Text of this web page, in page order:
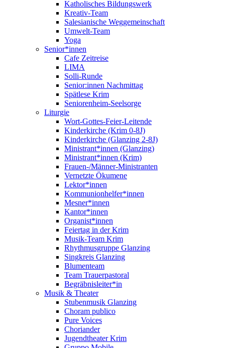
Katholisches Bildungswerk
Kreativ-Team
Salesianische Weggemeinschaft
Umwelt-Team
Yoga
Senior*innen
Cafe Zeitreise
LIMA
Solli-Runde
Senior:innen Nachmittag
Spätlese Krim
Seniorenheim-Seelsorge
Liturgie
Wort-Gottes-Feier-Leitende
Kinderkirche (Krim 0-8J)
Kinderkirche (Glanzing 2-8J)
Ministrant*innen (Glanzing)
Ministrant*innen (Krim)
Frauen-/Männer-Ministranten
Vernetzte Ökumene
Lektor*innen
Kommunionhelfer*innen
Mesner*innen
Kantor*innen
Organist*innen
Feiertag in der Krim
Musik-Team Krim
Rhythmusgruppe Glanzing
Singkreis Glanzing
Blumenteam
Team Trauerpastoral
Begräbnisleiter*in
Musik & Theater
Stubenmusik Glanzing
Choram publico
Pure Voices
Choriander
Jugendtheater Krim